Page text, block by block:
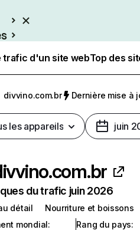
trafic d'un site webTop des
divvino.com.br Dernière mise à
les appareils juin
du trafic juin 2026
détail
Nourriture et boissons
mondial:
Rang du pays: